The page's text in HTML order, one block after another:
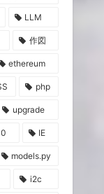
LLM
作図
ethereum
php
upgrade
IE
models.py
i2c